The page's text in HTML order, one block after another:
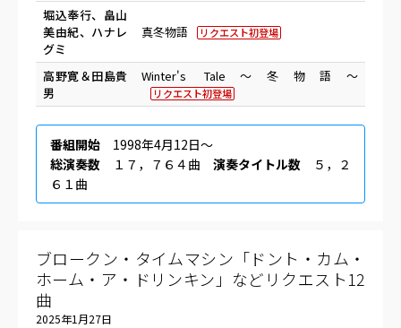
堀込奉行、畠山
美由紀、ハナレ
グミ
真冬物語 リクエスト初登場
高野寛＆田島貴
男
Winter's Tale～冬物語～
リクエスト初登場
番組開始 1998年4月12日〜
総演奏数 １７，７６４曲 演奏タイトル数 ５，２
６１曲
ブロークン・タイムマシン「ドント・カム・
ホーム・ア・ドリンキン」などリクエスト12
曲
2025年1月27日